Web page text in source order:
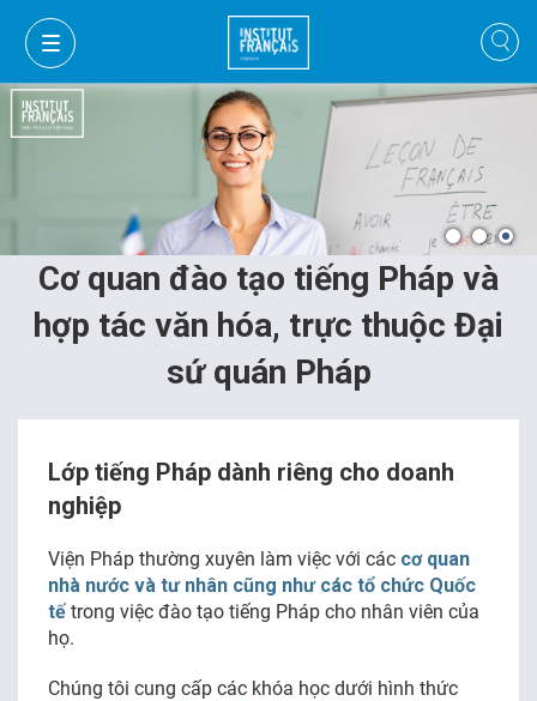
FR
Cơ quan đào tạo tiếng Pháp và
hợp tác văn hóa, trực thuộc Đại
sứ quán Pháp
Lớp tiếng Pháp dành riêng cho doanh
nghiệp
Viện Pháp thường xuyên làm việc với các cơ quan
nhà nước và tư nhân cũng như các tổ chức Quốc
tế trong việc đào tạo tiếng Pháp cho nhân viên của
họ.
Chúng tôi cung cấp các khóa học dưới hình thức